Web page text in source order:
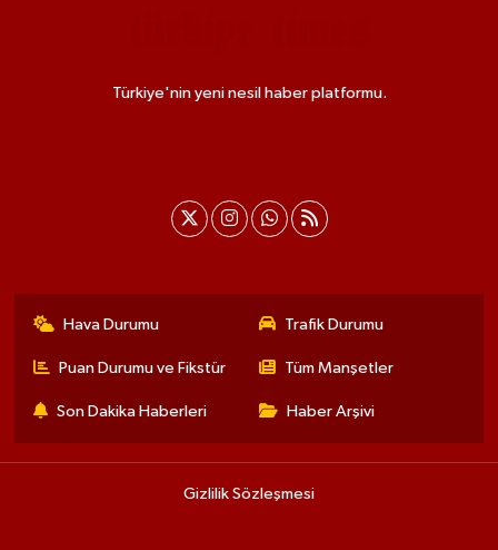
Türkiye'nin yeni nesil haber platformu.
Hava Durumu Trafik Durumu
Puan Durumu ve Fikstür Tüm Manşetler
Son Dakika Haberleri Haber Arşivi
Gizlilik Sözleşmesi